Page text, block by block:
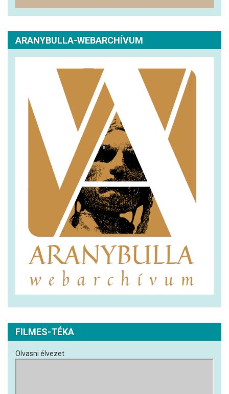
ARANYBULLA-WEBARCHÍVUM
FILMES-TÉKA
Olvasni élvezet